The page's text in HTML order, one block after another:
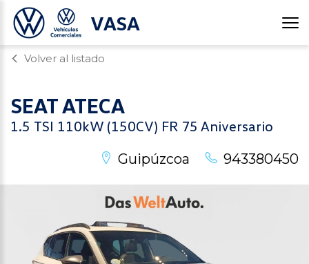
VASA
Volver al listado
SEATATECA
1.5 TSI 110kW (150CV) FR 75 Aniversario
Guipúzcoa
943380450